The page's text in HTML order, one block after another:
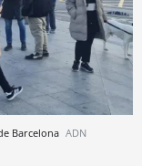
Barcelona ADN